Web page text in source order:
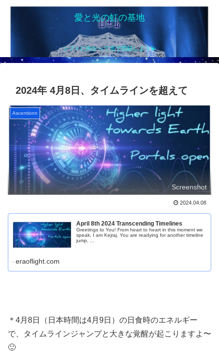
愛と光の虹の基地
シフトに向かって光で団結しよう💫
2024年 4月8日、タイムラインを超えて
Ascentionn
Screenshot
2024.04.08
April 8th 2024 Transcending Timelines
Greetings to You! From heart to heart in this moment we
speak, I am Kejraj. You are readying for another timeline
jump, ...
eraoflight.com
＊4月8日（日本時間は4月9日）の日食時のエネルギー
で、タイムラインジャンプと大きな覚醒が起こりますよ〜
🙂